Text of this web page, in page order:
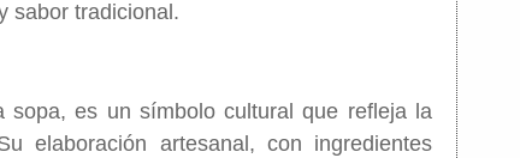
sabor tradicional.
sopa, es un símbolo cultural que refleja la
elaboración artesanal, con ingredientes